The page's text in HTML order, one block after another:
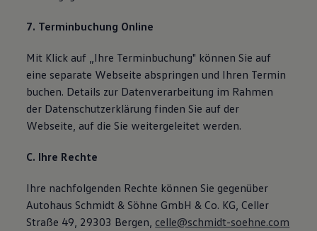
7. Terminbuchung Online
Mit Klick auf „Ihre Terminbuchung" können Sie auf
eine separate Webseite abspringen und Ihren Termin
buchen. Details zur Datenverarbeitung im Rahmen
der Datenschutzerklärung finden Sie auf der
Webseite, auf die Sie weitergeleitet werden.
C. Ihre Rechte
Ihre nachfolgenden Rechte können Sie gegenüber
Autohaus Schmidt & Söhne GmbH & Co. KG, Celler
Straße 49, 29303 Bergen, celle@schmidt-soehne.com